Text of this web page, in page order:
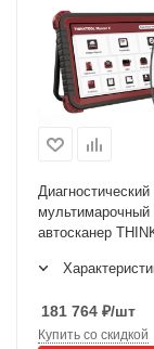
Диагностический
мультимарочный
автосканер
181 764 ₽/шт
Купить со скидкой